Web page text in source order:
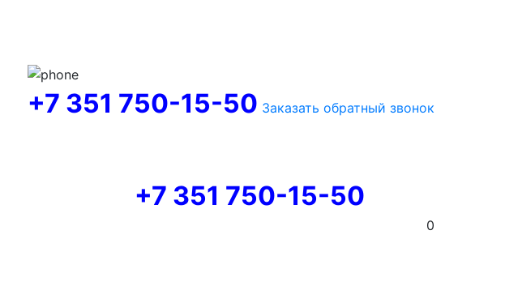
+7 351 750-15-50 Заказать обратный звонок
+7 351 750-15-50
0